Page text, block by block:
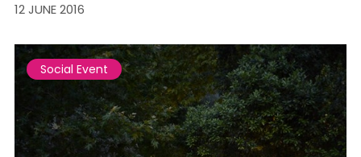
12 JUNE 2016
Social Event